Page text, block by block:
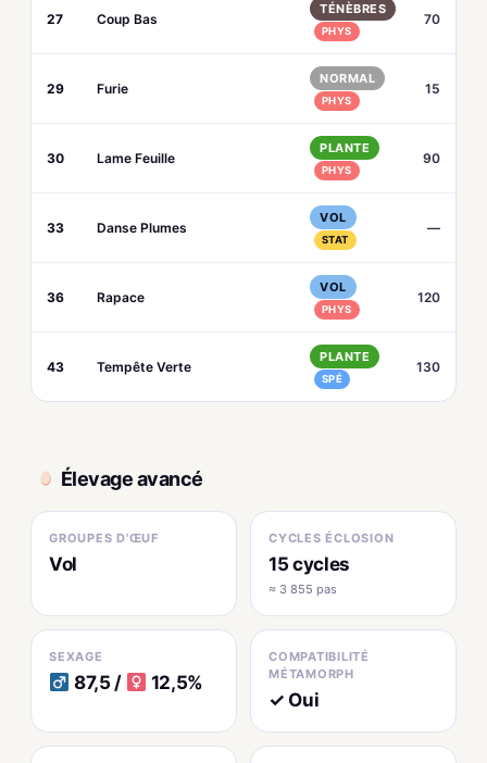
27 Coup Bas
TÉNÈBRES
PHYS
70
29 Furie
NORMAL
PHYS
15
30 Lame Feuille
PLANTE
PHYS
90
33 Danse Plumes
VOL
STAT
—
36 Rapace
VOL
PHYS
120
43 Tempête Verte
PLANTE
SPÉ
130
Élevage avancé
GROUPES D'ŒUF
Vol
CYCLES ÉCLOSION
15 cycles
≈ 3 855 pas
SEXAGE
87,5 / 12,5%
COMPATIBILITÉ
MÉTAMORPH
✓ Oui